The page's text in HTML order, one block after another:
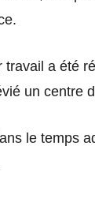
travail a été
un centre
le temps